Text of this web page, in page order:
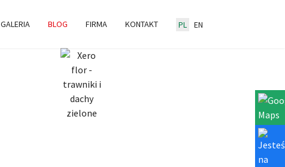
GALERIA BLOG FIRMA KONTAKT PL EN